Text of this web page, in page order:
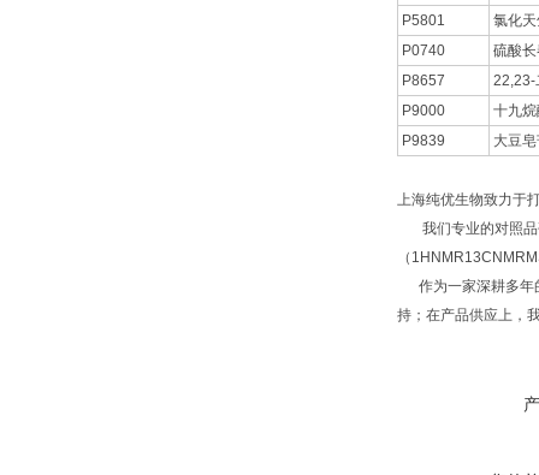
P5801
氯化
P0740
硫酸
P8657
22,23-
P9000
十九
P9839
大豆
上海纯优生物致力于
我们专业的对照品
（
作为一家深耕多年
持；在产品供应上，